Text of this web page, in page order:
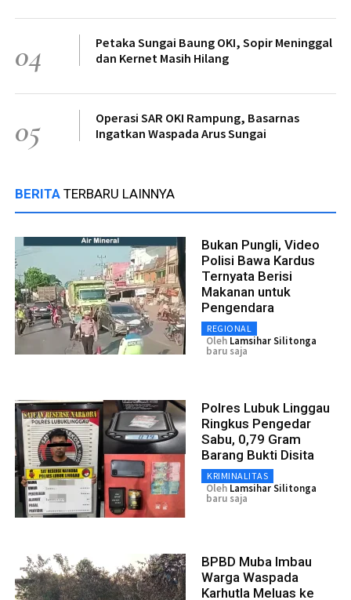
04
Petaka Sungai Baung OKI, Sopir Meninggal
dan Kernet Masih Hilang
05
Operasi SAR OKI Rampung, Basarnas
Ingatkan Waspada Arus Sungai
BERITA TERBARU LAINNYA
Bukan Pungli, Video
Polisi Bawa Kardus
Ternyata Berisi
Makanan untuk
Pengendara
REGIONAL
Oleh Lamsihar Silitonga
baru saja
Polres Lubuk Linggau
Ringkus Pengedar
Sabu, 0,79 Gram
Barang Bukti Disita
KRIMINALITAS
Oleh Lamsihar Silitonga
baru saja
BPBD Muba Imbau
Warga Waspada
Karhutla Meluas ke